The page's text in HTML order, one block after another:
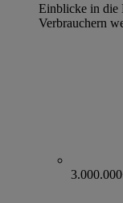
Einblicke in die
Verbrauchern